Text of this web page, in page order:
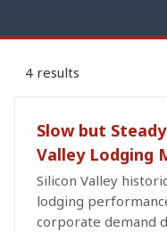
4 results
Slow but
Valley Lodging
Silicon Valley
lodging
corporate demand